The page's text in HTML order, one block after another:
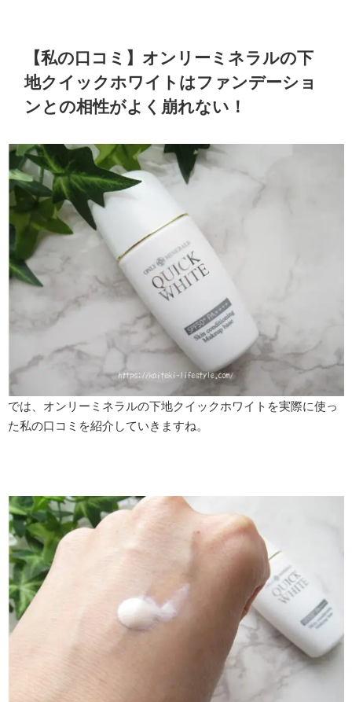
【私の口コミ】オンリーミネラルの下
地クイックホワイトはファンデーショ
ンとの相性がよく崩れない！
では、オンリーミネラルの下地クイックホワイトを実際に使っ
た私の口コミを紹介していきますね。